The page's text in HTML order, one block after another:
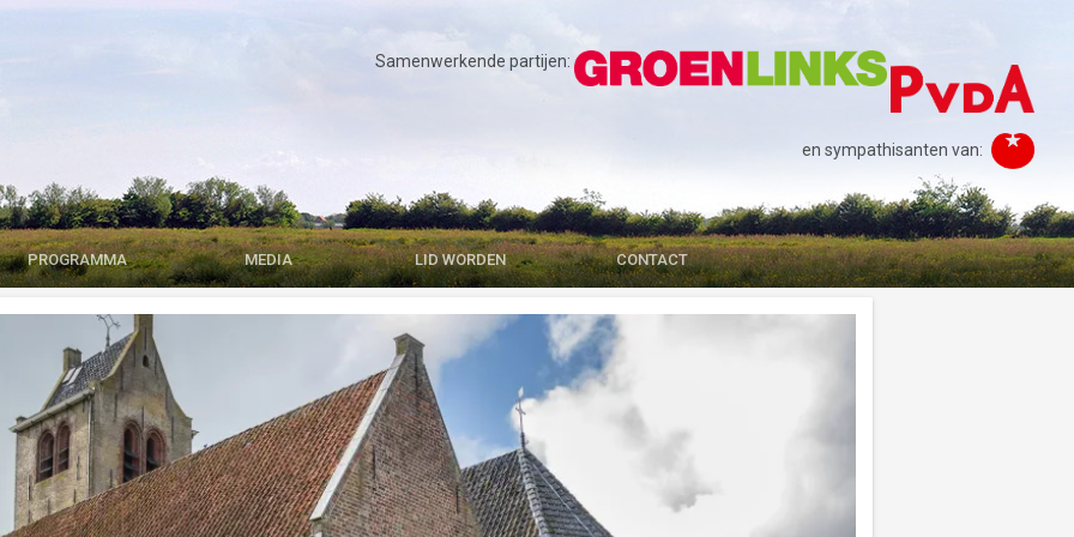
Samenwerkende partijen:
en sympathisanten van:
PROGRAMMA MEDIA LID WORDEN CONTACT